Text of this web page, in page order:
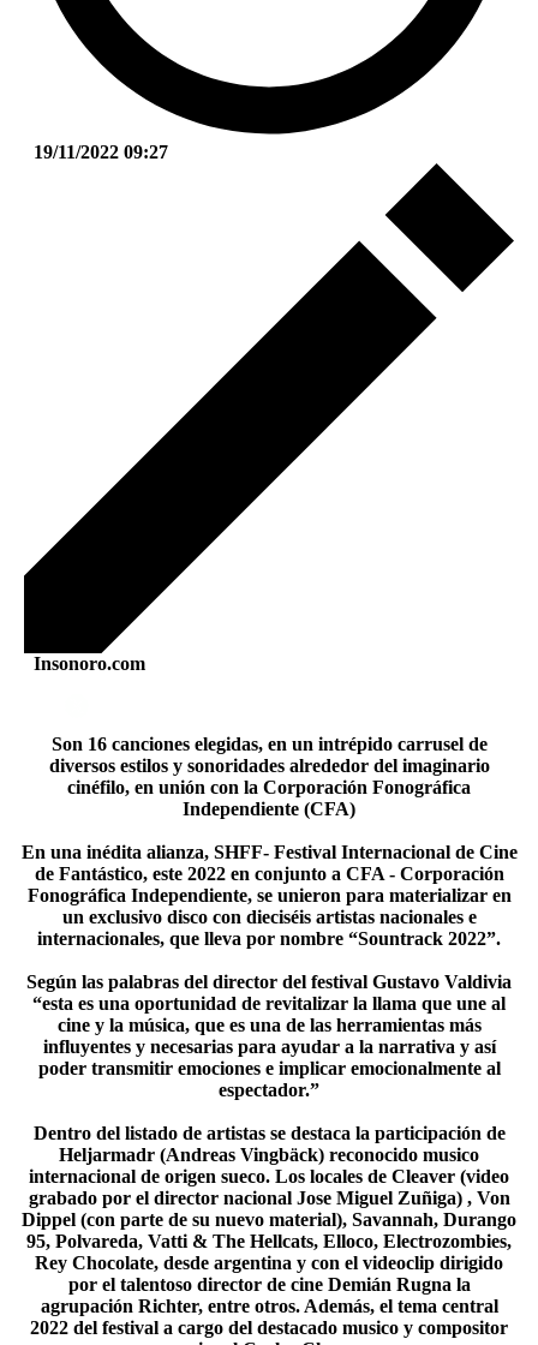
19/11/2022 09:27
Insonoro.com
Son 16 canciones elegidas, en un intrépido carrusel de
diversos estilos y sonoridades alrededor del imaginario
cinéfilo, en unión con la Corporación Fonográfica
Independiente (CFA)
En una inédita alianza, SHFF- Festival Internacional de Cine
de Fantástico, este 2022 en conjunto a CFA - Corporación
Fonográfica Independiente, se unieron para materializar en
un exclusivo disco con dieciséis artistas nacionales e
internacionales, que lleva por nombre “Sountrack 2022”.
Según las palabras del director del festival Gustavo Valdivia
“esta es una oportunidad de revitalizar la llama que une al
cine y la música, que es una de las herramientas más
influyentes y necesarias para ayudar a la narrativa y así
poder transmitir emociones e implicar emocionalmente al
espectador.”
Dentro del listado de artistas se destaca la participación de
Heljarmadr (Andreas Vingbäck) reconocido musico
internacional de origen sueco. Los locales de Cleaver (video
grabado por el director nacional Jose Miguel Zuñiga) , Von
Dippel (con parte de su nuevo material), Savannah, Durango
95, Polvareda, Vatti & The Hellcats, Elloco, Electrozombies,
Rey Chocolate, desde argentina y con el videoclip dirigido
por el talentoso director de cine Demián Rugna la
agrupación Richter, entre otros. Además, el tema central
2022 del festival a cargo del destacado musico y compositor